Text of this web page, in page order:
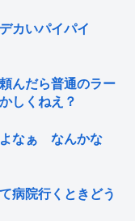
カいパイパイ
んだら普通のラー
しくねえ？
よなぁ なんかな
病院行くときどう